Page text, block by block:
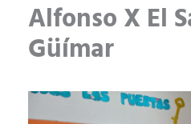
Alfonso X El
Güímar